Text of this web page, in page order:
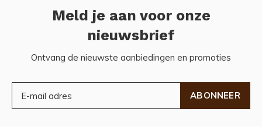
Meld je aan voor onze
nieuwsbrief
Ontvang de nieuwste aanbiedingen en promoties
ABONNEER